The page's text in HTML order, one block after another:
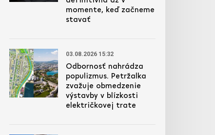
momente, keď začneme
stavať
03.08.2026 15:32
Odbornosť nahrádza
populizmus. Petržalka
zvažuje obmedzenie
výstavby v blízkosti
električkovej trate